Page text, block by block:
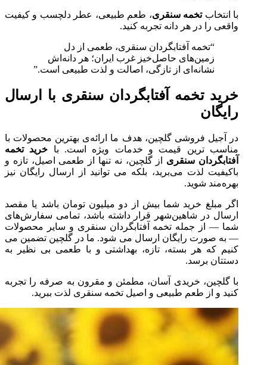
با انتخابتخمه سنقری، طعم طبیعی، عطر دلچسب و کیفیت
واقعی را در هر دانه تجربه کنید.
“تخمه آفتابگردان سنقری، طعمی از دل
زمین‌های حاصل‌خیز غرب ایران؛ هر دانه‌اش
نشانه‌ای از تازگی، اصالت و لذت طبیعی است.”
خرید تخمه آفتابگردان سنقری با ارسال
رایگان
در آجیل فروشی گلچین، هدف ما ارائه‌ی بهترین محصولات با
مناسب‌ ترین قیمت و خدمات ویژه است. با خرید تخمه
آفتابگردان سنقری از گلچین، نه‌ تنها از طعمی اصیل، تازه و
باکیفیت لذت می‌برید، بلکه می‌ توانید از ارسال رایگان نیز
بهره‌مند شوید.
اگر مبلغ خرید شما بیش از دو میلیون تومان باشد یا مقصد
ارسال در شاهین‌شهر قرار داشته باشد، تمامی سفارش‌های
شما — از جمله تخمه آفتابگردان سنقری و سایر محصولات
— به‌ صورت رایگان ارسال می‌ شود. ما در گلچین تضمین می‌
کنیم که هر بسته، تازه، بهداشتی و با طعمی بی‌ نظیر به
دستتان برسد.
با گلچین، خریدی آسان، مطمئن و مقرون‌ به‌ صرفه را تجربه
کنید و از طعم طبیعی و اصیل تخمه سنقری لذت ببرید.